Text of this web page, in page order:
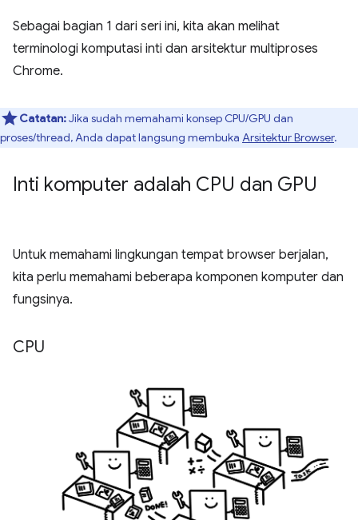
Sebagai bagian 1 dari seri ini, kita akan melihat
terminologi komputasi inti dan arsitektur multiproses
Chrome.
Catatan:Jika sudah memahami konsep CPU/GPU dan
proses/thread, Anda dapat langsung membuka Arsitektur Browser.
Inti komputer adalah CPU dan GPU
Untuk memahami lingkungan tempat browser berjalan,
kita perlu memahami beberapa komponen komputer dan
fungsinya.
CPU